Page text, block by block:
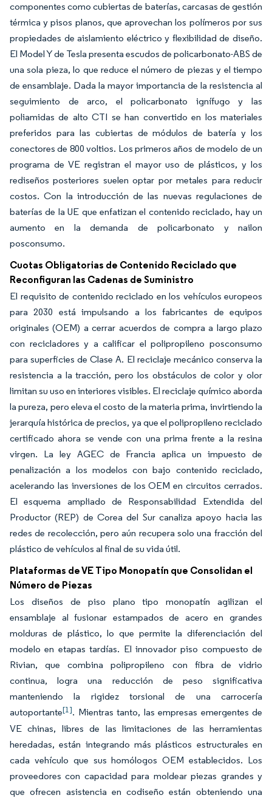
componentes como cubiertas de baterías, carcasas de gestión
térmica y pisos planos, que aprovechan los polímeros por sus
propiedades de aislamiento eléctrico y flexibilidad de diseño.
El Model Y de Tesla presenta escudos de policarbonato-ABS de
una sola pieza, lo que reduce el número de piezas y el tiempo
de ensamblaje. Dada la mayor importancia de la resistencia al
seguimiento de arco, el policarbonato ignífugo y las
poliamidas de alto CTI se han convertido en los materiales
preferidos para las cubiertas de módulos de batería y los
conectores de 800 voltios. Los primeros años de modelo de un
programa de VE registran el mayor uso de plásticos, y los
rediseños posteriores suelen optar por metales para reducir
costos. Con la introducción de las nuevas regulaciones de
baterías de la UE que enfatizan el contenido reciclado, hay un
aumento en la demanda de policarbonato y nailon
posconsumo.
Cuotas Obligatorias de Contenido Reciclado que
Reconfiguran las Cadenas de Suministro
El requisito de contenido reciclado en los vehículos europeos
para 2030 está impulsando a los fabricantes de equipos
originales (OEM) a cerrar acuerdos de compra a largo plazo
con recicladores y a calificar el polipropileno posconsumo
para superficies de Clase A. El reciclaje mecánico conserva la
resistencia a la tracción, pero los obstáculos de color y olor
limitan su uso en interiores visibles. El reciclaje químico aborda
la pureza, pero eleva el costo de la materia prima, invirtiendo la
jerarquía histórica de precios, ya que el polipropileno reciclado
certificado ahora se vende con una prima frente a la resina
virgen. La ley AGEC de Francia aplica un impuesto de
penalización a los modelos con bajo contenido reciclado,
acelerando las inversiones de los OEM en circuitos cerrados.
El esquema ampliado de Responsabilidad Extendida del
Productor (REP) de Corea del Sur canaliza apoyo hacia las
redes de recolección, pero aún recupera solo una fracción del
plástico de vehículos al final de su vida útil.
Plataformas de VE Tipo Monopatín que Consolidan el
Número de Piezas
Los diseños de piso plano tipo monopatín agilizan el
ensamblaje al fusionar estampados de acero en grandes
molduras de plástico, lo que permite la diferenciación del
modelo en etapas tardías. El innovador piso compuesto de
Rivian, que combina polipropileno con fibra de vidrio
continua, logra una reducción de peso significativa
manteniendo la rigidez torsional de una carrocería
autoportante[1]. Mientras tanto, las empresas emergentes de
VE chinas, libres de las limitaciones de las herramientas
heredadas, están integrando más plásticos estructurales en
cada vehículo que sus homólogos OEM establecidos. Los
proveedores con capacidad para moldear piezas grandes y
que ofrecen asistencia en codiseño están obteniendo una